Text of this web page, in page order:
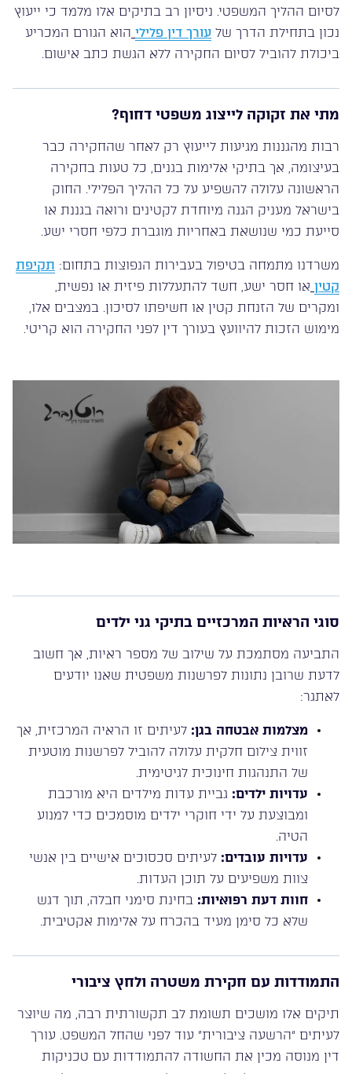
לסיום ההליך המשפטי. ניסיון רב בתיקים אלו מלמד כי ייעוץ
נכון בתחילת הדרך של עורך דין פלילי הוא הגורם המכריע
ביכולת להוביל לסיום החקירה ללא הגשת כתב אישום.
מתי את זקוקה לייצוג משפטי דחוף?
רבות מהגננות מגיעות לייעוץ רק לאחר שהחקירה כבר
בעיצומה, אך בתיקי אלימות בגנים, כל טעות בחקירה
הראשונה עלולה להשפיע על כל ההליך הפלילי. החוק
בישראל מעניק הגנה מיוחדת לקטינים ורואה בגננת או
סייעת כמי שנושאת באחריות מוגברת כלפי חסרי ישע.
משרדנו מתמחה בטיפול בעבירות הנפוצות בתחום: תקיפת
קטין או חסר ישע, חשד להתעללות פיזית או נפשית,
ומקרים של הזנחת קטין או חשיפתו לסיכון. במצבים אלו,
מימוש הזכות להיוועץ בעורך דין לפני החקירה הוא קריטי.
סוגי הראיות המרכזיים בתיקי גני ילדים
התביעה מסתמכת על שילוב של מספר ראיות, אך חשוב
לדעת שרובן נתונות לפרשנות משפטית שאנו יודעים
לאתגר:
מצלמות אבטחה בגן: לעיתים זו הראיה המרכזית, אך
זווית צילום חלקית עלולה להוביל לפרשנות מוטעית
של התנהגות חינוכית לגיטימית.
עדויות ילדים: גביית עדות מילדים היא מורכבת
ומבוצעת על ידי חוקרי ילדים מוסמכים כדי למנוע
הטיה.
עדויות עובדים: לעיתים סכסוכים אישיים בין אנשי
צוות משפיעים על תוכן העדות.
חוות דעת רפואיות: בחינת סימני חבלה, תוך דגש
שלא כל סימן מעיד בהכרח על אלימות אקטיבית.
התמודדות עם חקירת משטרה ולחץ ציבורי
תיקים אלו מושכים תשומת לב תקשורתית רבה, מה שיוצר
לעיתים “הרשעה ציבורית” עוד לפני שהחל המשפט. עורך
דין מנוסה מכין את החשודה להתמודדות עם טכניקות